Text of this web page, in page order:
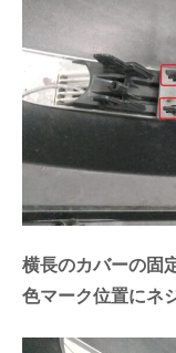
横長のカバーの固
色マーク位置にネ